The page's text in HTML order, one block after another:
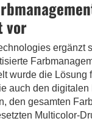
vor
ergänzt
wurde die Lösung
auch den digitalen
den gesamten
Multicolor-